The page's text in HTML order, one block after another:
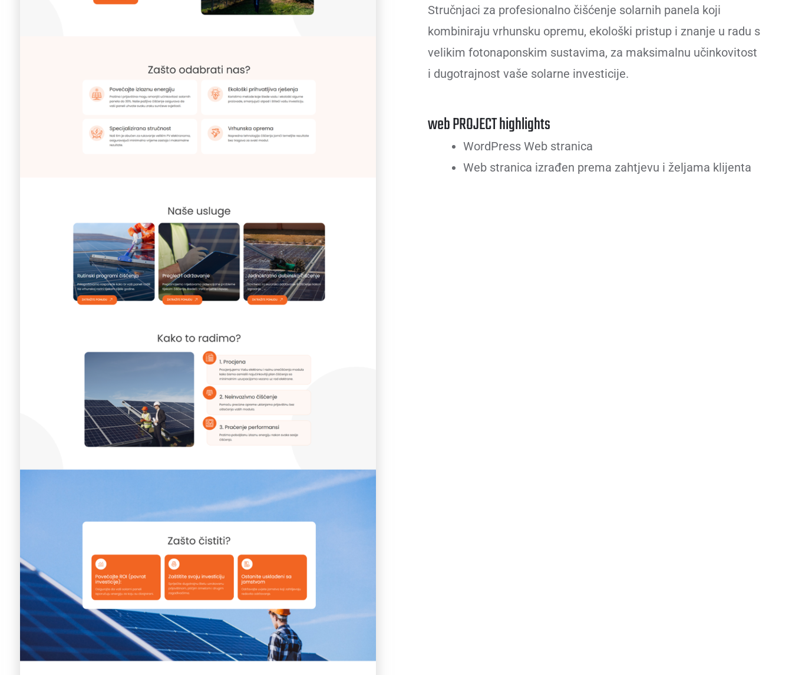
Stručnjaci za profesionalno čišćenje solarnih panela koji
kombiniraju vrhunsku opremu, ekološki pristup i znanje u radu s
velikim fotonaponskim sustavima, za maksimalnu učinkovitost
i dugotrajnost vaše solarne investicije.
web PROJECT highlights
WordPress Web stranica
Web stranica izrađen prema zahtjevu i željama klijenta